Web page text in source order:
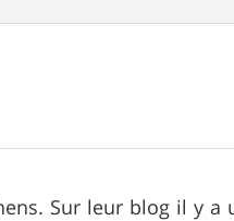
Sur leur blog il y a